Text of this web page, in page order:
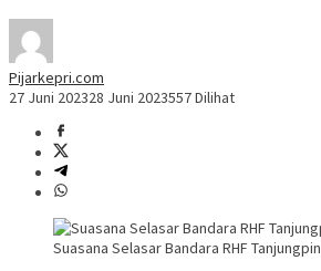
Pijarkepri.com
27 Juni 202328 Juni 2023557 Dilihat
Suasana Selasar Bandara RHF